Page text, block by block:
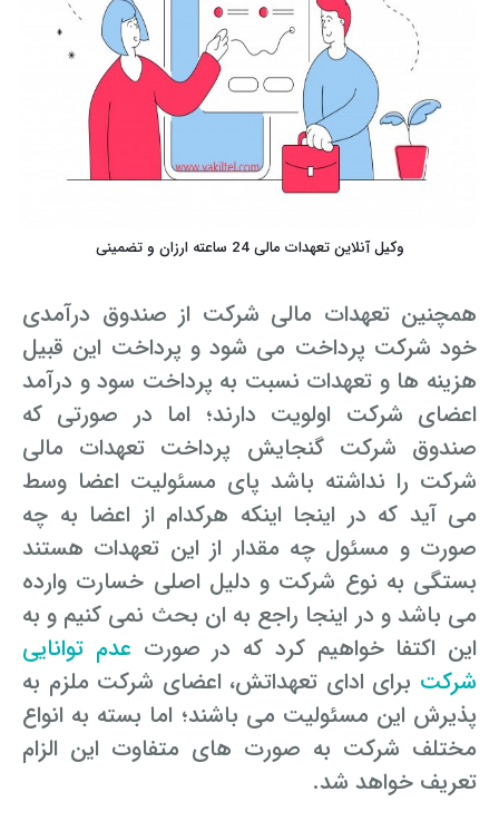
وکیل آنلاین تعهدات مالی 24 ساعته ارزان و تضمینی
همچنین تعهدات مالی شرکت از صندوق درآمدی
خود شرکت پرداخت می شود و پرداخت این قبیل
هزینه ها و تعهدات نسبت به پرداخت سود و درآمد
اعضای شرکت اولویت دارند؛ اما در صورتی که
صندوق شرکت گنجایش پرداخت تعهدات مالی
شرکت را نداشته باشد پای مسئولیت اعضا وسط
می آید که در اینجا اینکه هرکدام از اعضا به چه
صورت و مسئول چه مقدار از این تعهدات هستند
بستگی به نوع شرکت و دلیل اصلی خسارت وارده
می باشد و در اینجا راجع به ان بحث نمی کنیم و به
این اکتفا خواهیم کرد که در صورت عدم توانایی
شرکت برای ادای تعهداتش، اعضای شرکت ملزم به
پذیرش این مسئولیت می باشند؛ اما بسته به انواع
مختلف شرکت به صورت های متفاوت این الزام
تعریف خواهد شد.